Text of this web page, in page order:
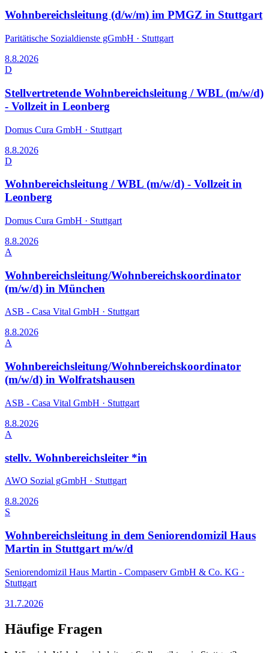
Wohnbereichsleitung (d/w/m) im PMGZ in Stuttgart
Paritätische Sozialdienste gGmbH · Stuttgart
8.8.2026
D
Stellvertretende Wohnbereichsleitung / WBL (m/w/d)
- Vollzeit in Leonberg
Domus Cura GmbH · Stuttgart
8.8.2026
D
Wohnbereichsleitung / WBL (m/w/d) - Vollzeit in
Leonberg
Domus Cura GmbH · Stuttgart
8.8.2026
A
Wohnbereichsleitung/Wohnbereichskoordinator
(m/w/d) in München
ASB - Casa Vital GmbH · Stuttgart
8.8.2026
A
Wohnbereichsleitung/Wohnbereichskoordinator
(m/w/d) in Wolfratshausen
ASB - Casa Vital GmbH · Stuttgart
8.8.2026
A
stellv. Wohnbereichsleiter *in
AWO Sozial gGmbH · Stuttgart
8.8.2026
S
Wohnbereichsleitung in dem Seniorendomizil Haus
Martin in Stuttgart m/w/d
Seniorendomizil Haus Martin - Compaserv GmbH & Co. KG ·
Stuttgart
31.7.2026
Häufige Fragen